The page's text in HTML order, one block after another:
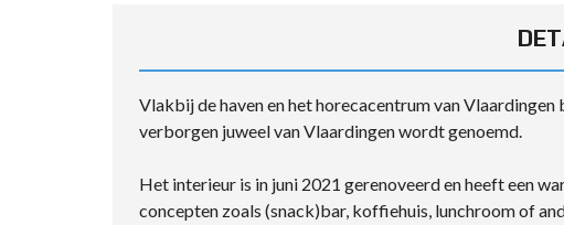
Vlakbij de haven en het horecacentrum van
verborgen juweel van Vlaardingen wordt genoemd.
Het interieur is in juni 2021 gerenoveerd en heeft een
concepten zoals (snack)bar, koffiehuis, lunchroom of